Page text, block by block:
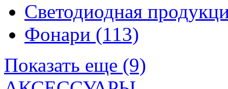
Светодиодная
Фонари (113)
Показать еще (9)